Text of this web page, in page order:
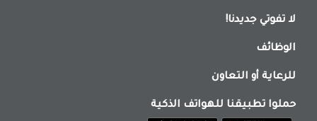
لا تفوتي جديدنا!
الوظائف
للرعاية أو التعاون
حملوا تطبيقنا للهواتف الذكية